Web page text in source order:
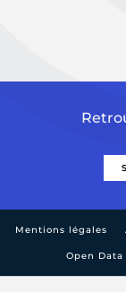
Mentions légales
Open Data